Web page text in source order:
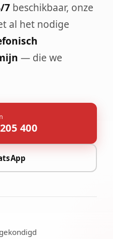
7 beschikbaar, onze
al het nodige
— die we
400